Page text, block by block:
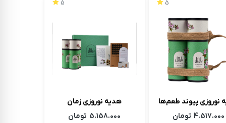
5
4.517.000 تومان
5
هدیه نوروزی زمان
5.158.000 تومان